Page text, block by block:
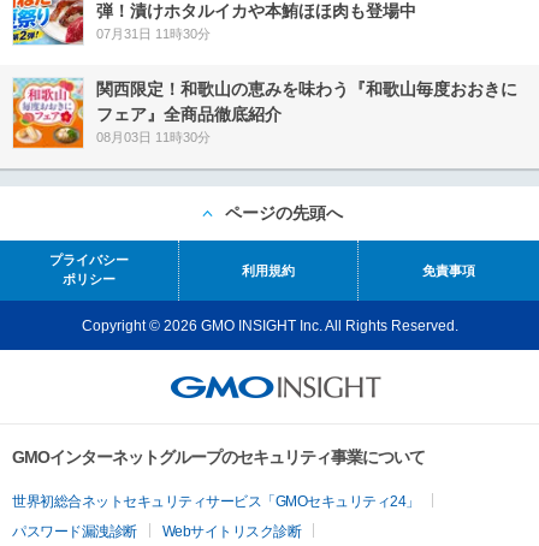
弾！漬けホタルイカや本鮪ほほ肉も登場中
07月31日 11時30分
関西限定！和歌山の恵みを味わう『和歌山毎度おおきに
フェア』全商品徹底紹介
08月03日 11時30分
ページの先頭へ
プライバシー
ポリシー
利用規約 免責事項
Copyright © 2026 GMO INSIGHT Inc. All Rights Reserved.
GMOインターネットグループのセキュリティ事業について
世界初総合ネットセキュリティサービス「GMOセキュリティ24」
パスワード漏洩診断
Webサイトリスク診断